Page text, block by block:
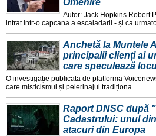
Omenire
Autor: Jack Hopkins Robert
intrat intr-o capcana a escaladarii - și ca
Anchetă la Muntele
principalii clienți ai
care speculează
O investigație publicata de platforma
care misticismul și pelerinajul tradiționa ...
Raport DNSC după
Cadastrului: unul
atacuri din Europa